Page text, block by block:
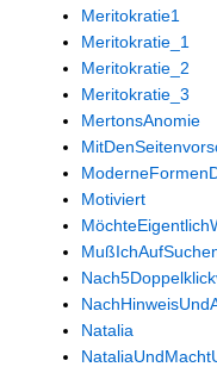
Meritokratie1
Meritokratie_1
Meritokratie_2
Meritokratie_3
MertonsAnomie
Motiviert
Natalia